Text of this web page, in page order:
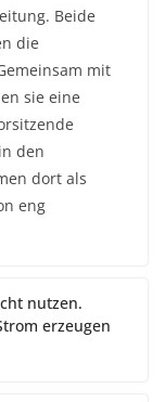
Beide
die
mit
sie eine
den
dort als
eng
nutzen.
erzeugen